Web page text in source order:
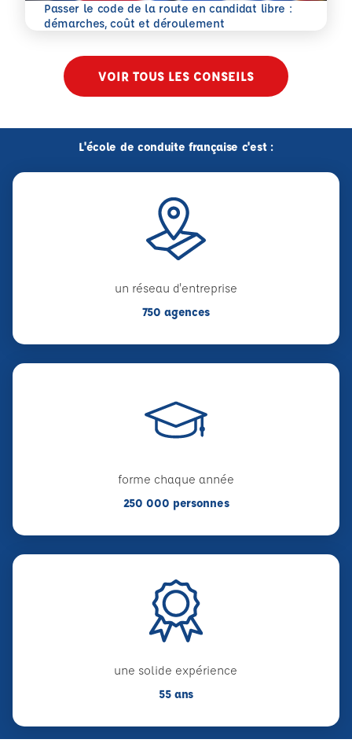
Passer le code de la route en candidat libre :
démarches, coût et déroulement
En savoir plus
VOIR TOUS LES CONSEILS
L'école de conduite française c'est :
un réseau d'entreprise
750 agences
forme chaque année
250 000 personnes
une solide expérience
55 ans